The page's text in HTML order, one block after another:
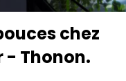
chez
- Thonon.